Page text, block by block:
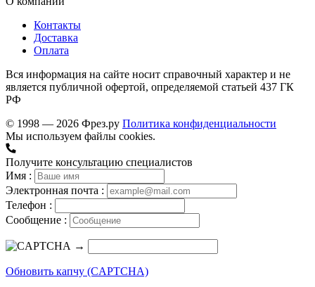
Контакты
Доставка
Оплата
Вся информация на сайте носит справочный характер и не
является публичной офертой, определяемой статьей 437 ГК
РФ
© 1998 — 2026 Фрез.ру Политика конфиденциальности
Мы используем файлы cookies.
Получите консультацию специалистов
Имя :
Электронная почта :
Телефон :
Сообщение :
→
Обновить капчу (CAPTCHA)